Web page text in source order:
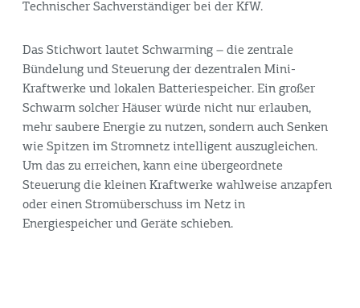
Technischer Sachverständiger bei der KfW.
Das Stichwort lautet Schwarming – die zentrale
Bündelung und Steuerung der dezentralen Mini-
Kraftwerke und lokalen Batteriespeicher. Ein großer
Schwarm solcher Häuser würde nicht nur erlauben,
mehr saubere Energie zu nutzen, sondern auch Senken
wie Spitzen im Stromnetz intelligent auszugleichen.
Um das zu erreichen, kann eine übergeordnete
Steuerung die kleinen Kraftwerke wahlweise anzapfen
oder einen Stromüberschuss im Netz in
Energiespeicher und Geräte schieben.